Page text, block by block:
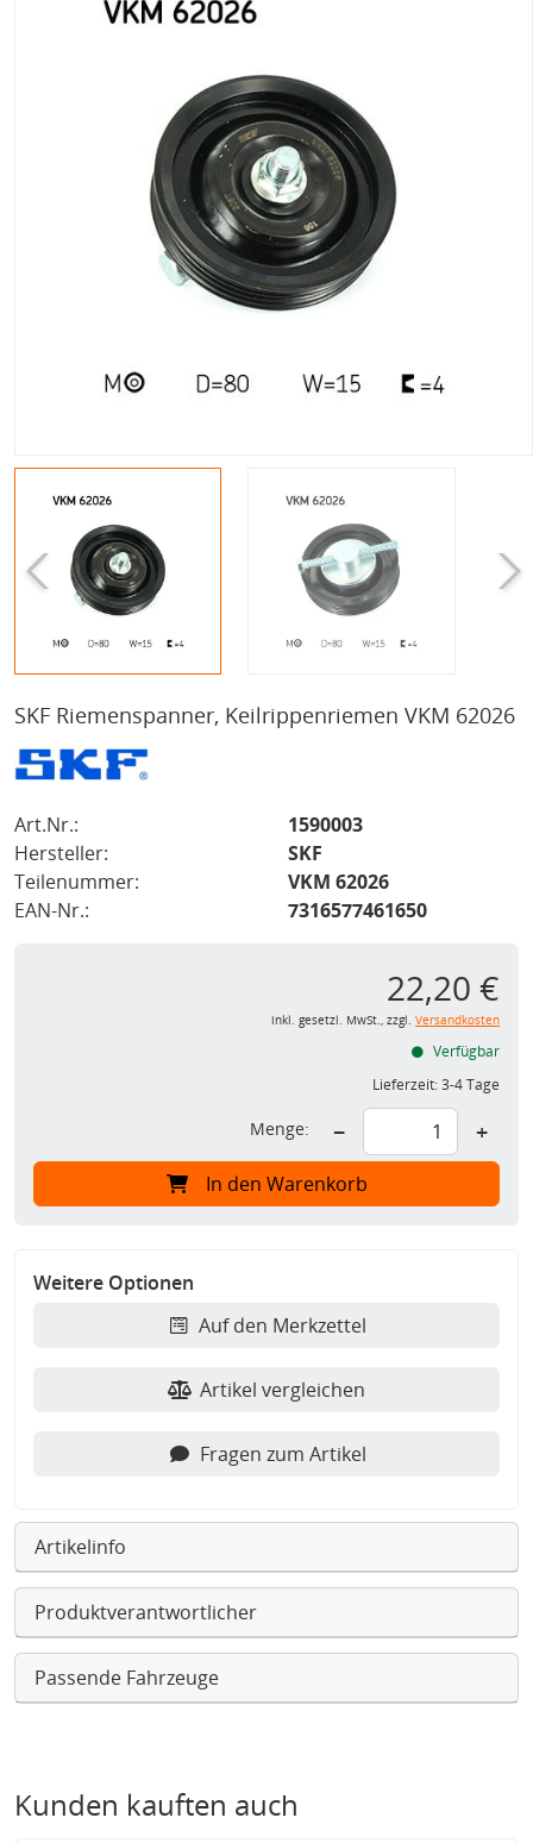
SKF Riemenspanner, Keilrippenriemen VKM 62026
Art.Nr.:
1590003
Hersteller:
SKF
Teilenummer:
VKM 62026
EAN-Nr.:
7316577461650
22,20 €
inkl. gesetzl. MwSt., zzgl. Versandkosten
Verfügbar
Lieferzeit:3-4 Tage
Menge: − +
In den Warenkorb
Weitere Optionen
Auf den Merkzettel
Artikel vergleichen
Fragen zum Artikel
Artikelinfo
Produktverantwortlicher
Passende Fahrzeuge
Kunden kauften auch